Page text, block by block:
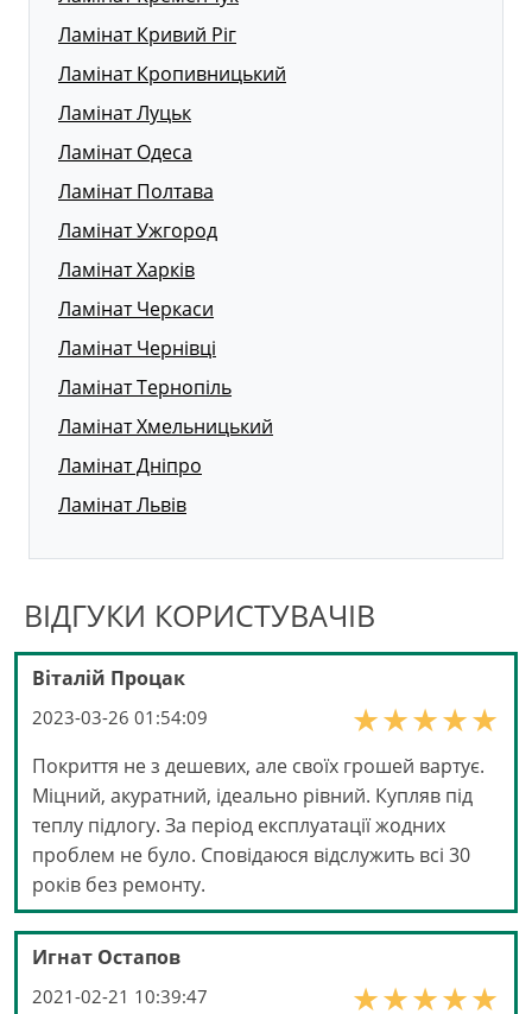
Ламінат Кривий Ріг
Ламінат Кропивницький
Ламінат Луцьк
Ламінат Одеса
Ламінат Полтава
Ламінат Ужгород
Ламінат Харків
Ламінат Черкаси
Ламінат Чернівці
Ламінат Тернопіль
Ламінат Хмельницький
Ламінат Дніпро
Ламінат Львів
ВІДГУКИ КОРИСТУВАЧІВ
Віталій Процак
2023-03-26 01:54:09
Покриття не з дешевих, але своїх грошей вартує.
Міцний, акуратний, ідеально рівний. Купляв під
теплу підлогу. За період експлуатації жодних
проблем не було. Сповідаюся відслужить всі 30
років без ремонту.
Игнат Остапов
2021-02-21 10:39:47